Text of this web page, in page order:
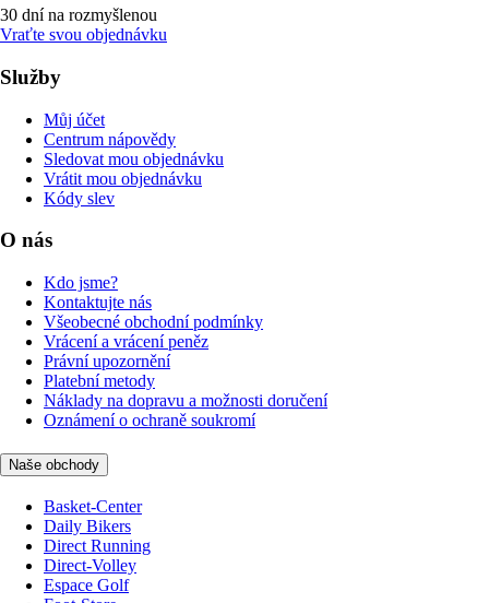
30 dní na rozmyšlenou
Vraťte svou objednávku
Služby
Můj účet
Centrum nápovědy
Sledovat mou objednávku
Vrátit mou objednávku
Kódy slev
O nás
Kdo jsme?
Kontaktujte nás
Všeobecné obchodní podmínky
Vrácení a vrácení peněz
Právní upozornění
Platební metody
Náklady na dopravu a možnosti doručení
Oznámení o ochraně soukromí
Naše obchody
Basket-Center
Daily Bikers
Direct Running
Direct-Volley
Espace Golf